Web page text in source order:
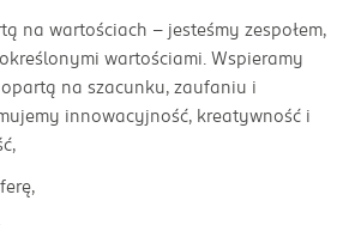
na wartościach - jesteśmy zespołem,
wartościami. Wspieramy
na szacunku, zaufaniu i
innowacyjność, kreatywność i